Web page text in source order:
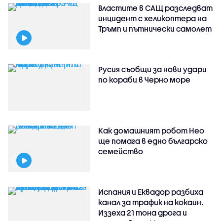
Властите в САЩ разследват
инцидент с хеликоптера на
Тръмп и пътнически самолет
Русия съобщи за нови удари
по кораби в Черно море
Как домашният робот Нео
ще помага в едно българско
семейство
Испания и Еквадор разбиха
канал за трафик на кокаин.
Иззеха 21 тона дрога и